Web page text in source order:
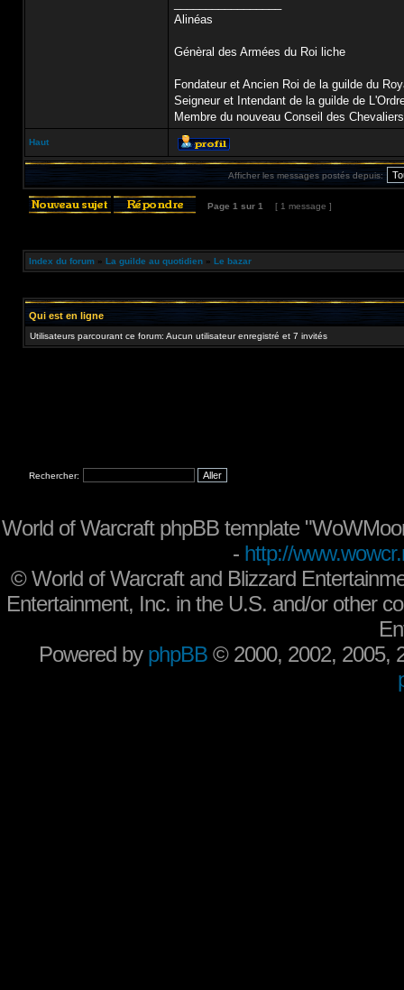
Alinéas
Génèral des Armées du Roi liche
Fondateur et Ancien Roi de la guilde du
Seigneur et Intendant de la guilde de
Membre du nouveau Conseil des
Haut
Afficher les messages postés depuis:
Page 1 sur 1 [ 1 message ]
Index du forum » La guilde au quotidien » Le bazar
Qui est en ligne
Utilisateurs parcourant ce forum: Aucun utilisateur enregistré et 7 invités
Rechercher:
World of Warcraft phpBB template
- http://
©World of Warcraft and Blizzard
Entertainment, Inc. in the U.S. and/or other
Powered by phpBB © 2000, 2002, 2005,